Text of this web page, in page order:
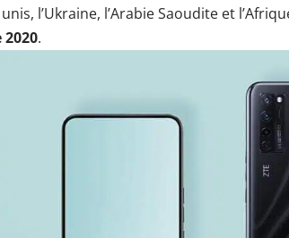
l’Ukraine, l’Arabie Saoudite et
2020.